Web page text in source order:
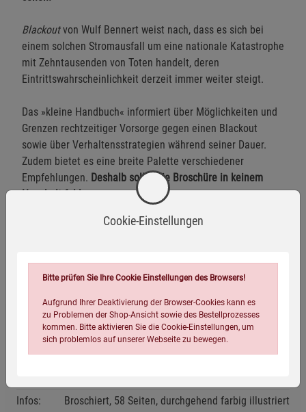
Blackoutvon Wulf Bennert weist nach, dass es sich bei
einem solchen Stromausfall um eine nationale Katastrophe
mit Zehntausenden von Toten handelt, deren
Eintrittswahrscheinlichkeit derzeit immer weiter steigt.
Das »kleine Handbuch« informiert über Möglichkeiten und
Grenzen rechtzeitiger Vorsorge gegen einen Blackout
sowie über Verhaltensstrategien während seiner Dauer.
Zudem bietet es eine breite Palette verschiedener
Empfehlungen. Deshalb sollte die Broschüre in keinem
Haushalt fehlen.
Es sind Ratschläge, die im Ernstfall Ihr Überleben sichern!
Eigenschaften
Verlag / Herausgeber:
Kaleidoscriptum
Infos:
Broschiert, 58 Seiten, durchgehend farbig illustriert
Cookie-Einstellungen
Bitte prüfen Sie Ihre Cookie Einstellungen des Browsers!
Aufgrund Ihrer Deaktivierung der Browser-Cookies kann es
zu Problemen der Shop-Ansicht sowie des Bestellprozesses
kommen. Bitte aktivieren Sie die Cookie-Einstellungen, um
sich problemlos auf unserer Webseite zu bewegen.